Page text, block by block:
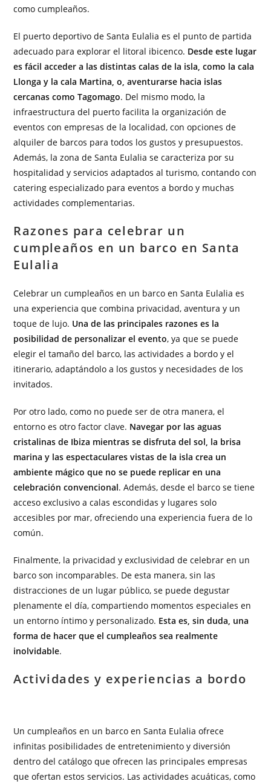
como cumpleaños.
El puerto deportivo de Santa Eulalia es el punto de partida
adecuado para explorar el litoral ibicenco. Desde este lugar
es fácil acceder a las distintas calas de la isla, como la cala
Llonga y la cala Martina, o, aventurarse hacia islas
cercanas como Tagomago. Del mismo modo, la
infraestructura del puerto facilita la organización de
eventos con empresas de la localidad, con opciones de
alquiler de barcos para todos los gustos y presupuestos.
Además, la zona de Santa Eulalia se caracteriza por su
hospitalidad y servicios adaptados al turismo, contando con
catering especializado para eventos a bordo y muchas
actividades complementarias.
Razones para celebrar un
cumpleaños en un barco en Santa
Eulalia
Celebrar un cumpleaños en un barco en Santa Eulalia es
una experiencia que combina privacidad, aventura y un
toque de lujo. Una de las principales razones es la
posibilidad de personalizar el evento, ya que se puede
elegir el tamaño del barco, las actividades a bordo y el
itinerario, adaptándolo a los gustos y necesidades de los
invitados.
Por otro lado, como no puede ser de otra manera, el
entorno es otro factor clave. Navegar por las aguas
cristalinas de Ibiza mientras se disfruta del sol, la brisa
marina y las espectaculares vistas de la isla crea un
ambiente mágico que no se puede replicar en una
celebración convencional. Además, desde el barco se tiene
acceso exclusivo a calas escondidas y lugares solo
accesibles por mar, ofreciendo una experiencia fuera de lo
común.
Finalmente, la privacidad y exclusividad de celebrar en un
barco son incomparables. De esta manera, sin las
distracciones de un lugar público, se puede degustar
plenamente el día, compartiendo momentos especiales en
un entorno íntimo y personalizado. Esta es, sin duda, una
forma de hacer que el cumpleaños sea realmente
inolvidable.
Actividades y experiencias a bordo
Un cumpleaños en un barco en Santa Eulalia ofrece
infinitas posibilidades de entretenimiento y diversión
dentro del catálogo que ofrecen las principales empresas
que ofertan estos servicios. Las actividades acuáticas, como